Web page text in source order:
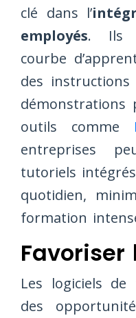
clé dans l’
employés. Ils
courbe
des
démonstrations
outils comme
entreprises
tutoriels
quotidien,
formation
Favoriser
Les logiciels
des